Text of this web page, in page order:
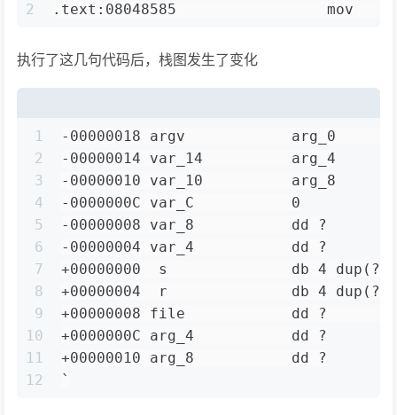
2
.text:08048585                 mov
执行了这几句代码后，栈图发生了变化
1
2
3
4
5
6
7
8
9
10
11
12
-00000018 argv            arg_0
-00000014 var_14          arg_4
-00000010 var_10          arg_8
-0000000C var_C           0
-00000008 var_8           dd ?
-00000004 var_4           dd ?
+00000000  s              db 4 dup(?)
+00000004  r              db 4 dup(?)
+00000008 file            dd ?
+0000000C arg_4           dd ?
+00000010 arg_8           dd ?
`